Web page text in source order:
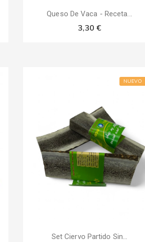
Queso De Vaca - Receta...
3,30 €
NUEVO
Set Ciervo Partido Sin...